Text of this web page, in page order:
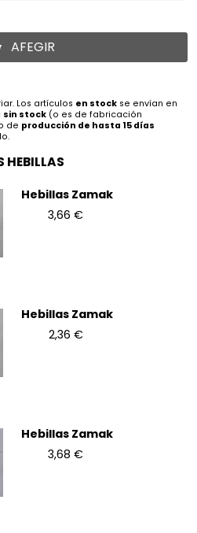
AFEGIR
Los artículos en stock se envían en
sin stock (o es de fabricación
de producción de hasta 15 días
HEBILLAS
Hebillas Zamak
3,66 €
Hebillas Zamak
2,36 €
Hebillas Zamak
3,68 €